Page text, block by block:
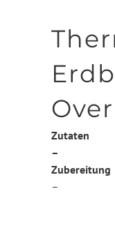
Zutaten
–
Zubereitung
–